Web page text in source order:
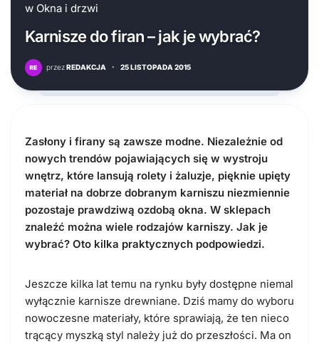
w Okna i drzwi
Karnisze do firan – jak je wybrać?
przezREDAKCJA · 25 LISTOPADA 2015
Zasłony i firany są zawsze modne. Niezależnie od
nowych trendów pojawiających się w wystroju
wnętrz, które lansują rolety i żaluzje, pięknie upięty
materiał na dobrze dobranym karniszu niezmiennie
pozostaje prawdziwą ozdobą okna. W sklepach
znaleźć można wiele rodzajów karniszy. Jak je
wybrać? Oto kilka praktycznych podpowiedzi.
Jeszcze kilka lat temu na rynku były dostępne niemal
wyłącznie karnisze drewniane. Dziś mamy do wyboru
nowoczesne materiały, które sprawiają, że ten nieco
trącący myszką styl należy już do przeszłości. Ma on